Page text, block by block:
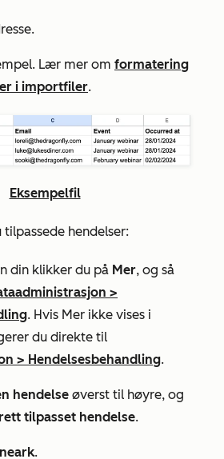
Lær mer om formatering
i importfiler.
Eksempelfil
hendelser:
din klikker du på Mer, og så
>
. Hvis Mer ikke vises i
du direkte til
> Hendelsesbehandling.
hendelse øverst til høyre, og
tilpasset hendelse.
.